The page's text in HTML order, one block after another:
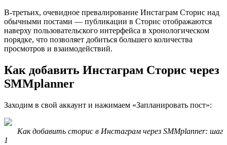
В-третьих, очевидное превалирование Инстаграм Сторис над
обычными постами — публикации в Сторис отображаются
наверху пользовательского интерфейса в хронологическом
порядке, что позволяет добиться большего количества
просмотров и взаимодействий.
Как добавить Инстаграм Сторис через
SMMplanner
Заходим в свой аккаунт и нажимаем «Запланировать пост»:
Как добавить сторис в Инстаграм через SMMplanner: шаг
1